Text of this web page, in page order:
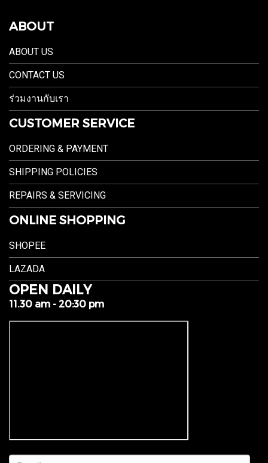
ABOUT
ABOUT US
CONTACT US
ร่วมงานกับเรา
CUSTOMER SERVICE
ORDERING & PAYMENT
SHIPPING POLICIES
REPAIRS & SERVICING
ONLINE SHOPPING
SHOPEE
LAZADA
OPEN DAILY
11.30 am - 20:30 pm